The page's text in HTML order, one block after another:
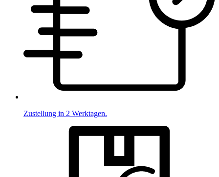
Zustellung in 2 Werktagen.